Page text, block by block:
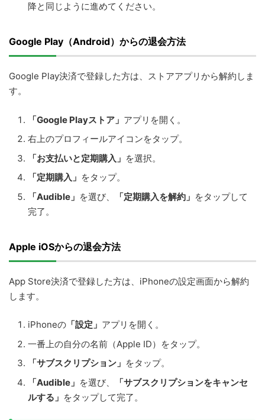
降と同じように進めてください。
Google Play（Android）からの退会方法
Google Play決済で登録した方は、ストアアプリから解約しま
す。
「Google Playストア」 アプリを開く。
右上のプロフィールアイコンをタップ。
「お支払いと定期購入」 を選択。
「定期購入」 をタップ。
「Audible」 を選び、 「定期購入を解約」 をタップして
完了。
Apple iOSからの退会方法
App Store決済で登録した方は、iPhoneの設定画面から解約
します。
iPhoneの 「設定」 アプリを開く。
一番上の自分の名前（Apple ID）をタップ。
「サブスクリプション」 をタップ。
「Audible」 を選び、
「サブスクリプションをキャンセ
ルする」 をタップして完了。